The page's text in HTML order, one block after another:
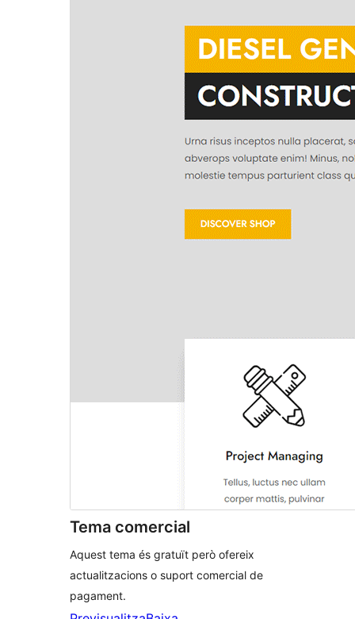
Tema comercial
Aquest tema és gratuït però ofereix
actualitzacions o suport comercial de
pagament.